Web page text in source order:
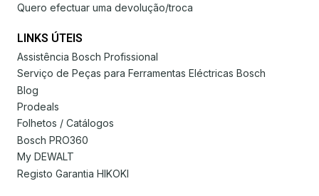
Quero efectuar uma devolução/troca
LINKS ÚTEIS
Assistência Bosch Profissional
Serviço de Peças para Ferramentas Eléctricas Bosch
Blog
Prodeals
Folhetos / Catálogos
Bosch PRO360
My DEWALT
Registo Garantia HIKOKI